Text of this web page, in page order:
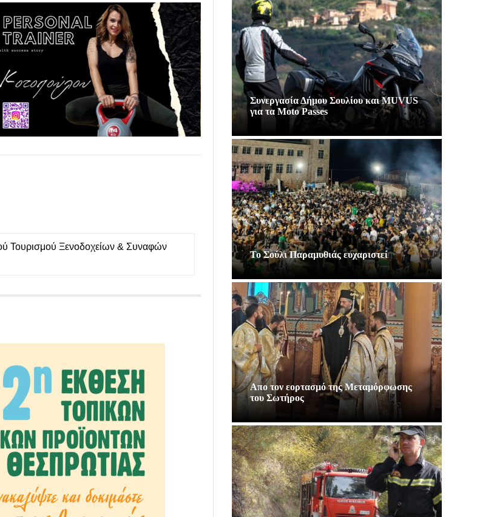
Τουρισμού Ξενοδοχείων & Συναφών
Συνεργασία Δήμου Σουλίου και MUVUS
για τα Moto Passes
Το Σούλι Παραμυθιάς ευχαριστεί
Απο τον εορτασμό της Μεταμόρφωσης
του Σωτήρος